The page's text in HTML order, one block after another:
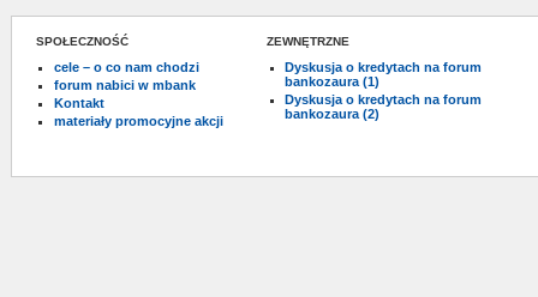
SPOŁECZNOŚĆ
cele – o co nam chodzi
forum nabici w mbank
Kontakt
materiały promocyjne akcji
ZEWNĘTRZNE
Dyskusja o kredytach na forum
bankozaura (1)
Dyskusja o kredytach na forum
bankozaura (2)